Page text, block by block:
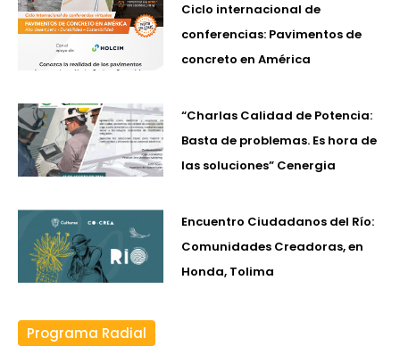
Ciclo internacional de
conferencias: Pavimentos de
concreto en América
“Charlas Calidad de Potencia:
Basta de problemas. Es hora de
las soluciones” Cenergia
Encuentro Ciudadanos del Río:
Comunidades Creadoras, en
Honda, Tolima
Programa Radial